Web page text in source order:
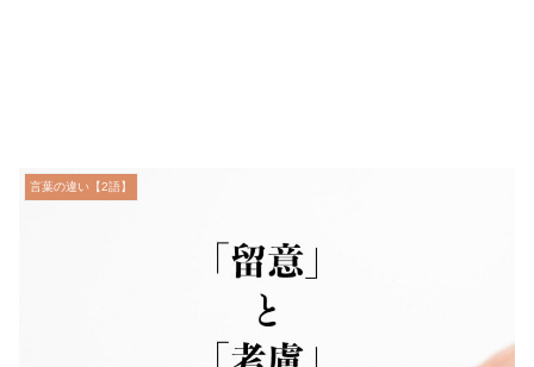
言葉の違い【2語】